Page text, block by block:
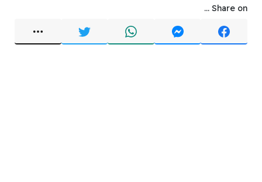
Share on ...